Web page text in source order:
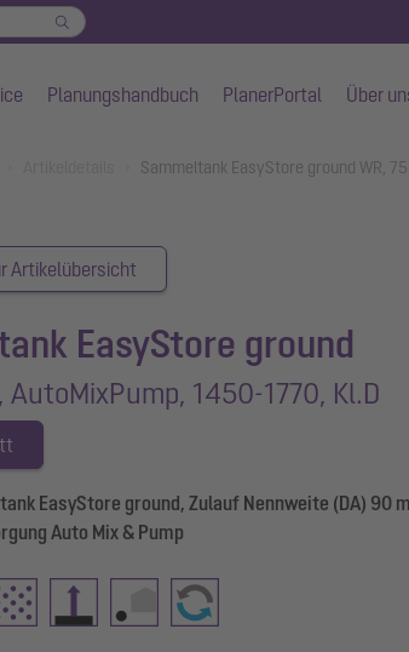
Planungshandbuch PlanerPortal Über
Sammeltank EasyStore ground WR,
Artikelübersicht
EasyStore ground
AutoMixPump, 1450-1770, Kl.D
EasyStore ground, Zulauf Nennweite (DA)
Auto Mix & Pump